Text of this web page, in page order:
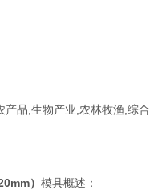
产品,生物产业,农林牧渔,综合
） 模具概述：